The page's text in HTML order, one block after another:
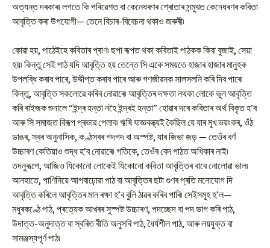
অত্যন্ত দৰকাৰ৷ লগতে কি পৰিৱেশত বা কেনেধৰণৰ শ্ৰোতাৰ সন্মুখত কেনেধৰণৰ কবিতা
আবৃত্তি কৰা উপযোগী— তেনে বিচাৰ-বিবেচনা থকাও জৰুৰী৷
কোৱা হয়, পাঠেইহে কবিতাৰ প্ৰাণ৷ ছপা ৰূপত থকা কবিতাই পাঠকক কিবা বুজাই, সেয়া
হয়৷ কিন্তু সেই পাঠ যদি আবৃত্তি হয় তেন্তে সি একে সময়তে হাজাৰ হাজাৰ মানুহক
উপলব্ধি কৰাব পাৰে, উদ্দীপ্ত কৰাব পাৰে আৰু গণজীৱনক সালসলনি কৰি দিব পাৰে৷
কিন্তু, আবৃত্তি সকলোৱে কৰিব নোৱাৰে৷ আবৃত্তিৰ দক্ষতা নথকা লোকে ভুল আবৃত্তি
কৰি ৰাইজক শুনালে “ইন্দ্ৰ হন্তা নহৈ ইন্দ্ৰই হন্তা” হোৱাৰ দৰে কবিতাৰ অৰ্থ বিকৃত হ’ব
আৰু সি সমাজত বিৰূপ প্ৰভাৱ পেলাব৷ ঋষি যাজ্ঞবল্ক্যই কৈছিল যে যাৰ মুখ ভয়ংকৰ, ওঁঠ
ডাঙৰ, স্বৰ অনুনাসিক, কণ্ঠস্বৰ গদগদ বা অস্পষ্ট, যাৰ জিভা জড় — তেওঁৰ বৰ্ণ
উচ্চাৰণ কেতিয়াও শুদ্ধ হ’ব নোৱাৰে৷ গতিকে, তেওঁৰ বেদ পাঠত অধিকাৰ নাই৷
তদনুৰূপে, আজিও যিকোনো লোকেই যিকোনো কবিতা আবৃত্তিৰ বাবে নোলোৱা ভাল৷
আনহাতে, পাণিনিয়ে আগবাঢ়োৱা পাঠ বা আবৃত্তিৰ ছটা গুণৰ প্ৰতি মনোযোগ দি
আবৃত্তি কৰিলে আবৃত্তিৰ মান ৰক্ষা হ’ব বুলি ঠাৱৰ কৰিব পাৰি৷ সেইসমূহ হ’ল—
মধুৰকণ্ঠে পাঠ, প্ৰত্যেক আখৰৰ সুস্পষ্ট উচ্চাৰণ, পদচ্ছেদ বা পদ ভাগ কৰি পাঠ,
উদাত্ত-অনুদাত্ত বা স্বৰিত ৰীতি অনুসৰি পাঠ, ধৈৰ্যশীল পাঠ, আৰু লয়যুক্ত বা
সামঞ্জস্যপূৰ্ণ পাঠ৷